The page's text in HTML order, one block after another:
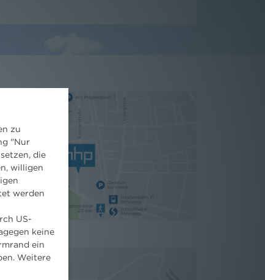
zu
"Nur
die
willigen
werden
US-
keine
ein
Weitere